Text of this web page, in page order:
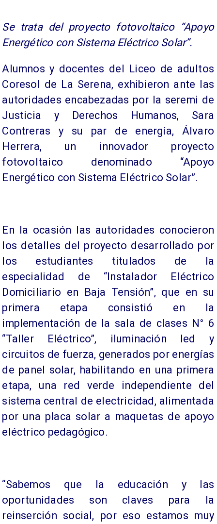
Se trata del proyecto fotovoltaico “Apoyo
Energético con Sistema Eléctrico Solar”.
Alumnos y docentes del Liceo de adultos
Coresol de La Serena, exhibieron ante las
autoridades encabezadas por la seremi de
Justicia y Derechos Humanos, Sara
Contreras y su par de energía, Álvaro
Herrera, un innovador proyecto
fotovoltaico denominado “Apoyo
Energético con Sistema Eléctrico Solar”.
En la ocasión las autoridades conocieron
los detalles del proyecto desarrollado por
los estudiantes titulados de la
especialidad de “Instalador Eléctrico
Domiciliario en Baja Tensión”, que en su
primera etapa consistió en la
implementación de la sala de clases N° 6
“Taller Eléctrico”, iluminación led y
circuitos de fuerza, generados por energías
de panel solar, habilitando en una primera
etapa, una red verde independiente del
sistema central de electricidad, alimentada
por una placa solar a maquetas de apoyo
eléctrico pedagógico.
“Sabemos que la educación y las
oportunidades son claves para la
reinserción social, por eso estamos muy